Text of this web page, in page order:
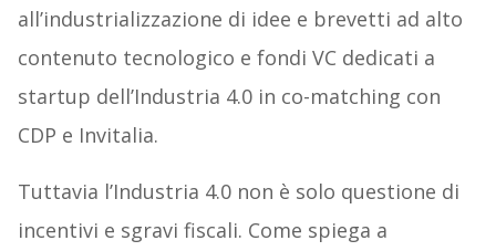
all’industrializzazione di idee e brevetti ad alto
contenuto tecnologico e fondi VC dedicati a
startup dell’Industria 4.0 in co-matching con
CDP e Invitalia.
Tuttavia l’Industria 4.0 non è solo questione di
incentivi e sgravi fiscali. Come spiega a